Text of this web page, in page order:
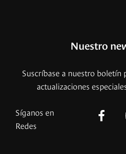
Nuestro
Suscríbase a nuestro
actualizaciones
Síganos en
Redes